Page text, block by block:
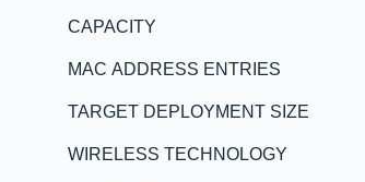
CAPACITY
MAC ADDRESS ENTRIES
TARGET DEPLOYMENT SIZE
WIRELESS TECHNOLOGY